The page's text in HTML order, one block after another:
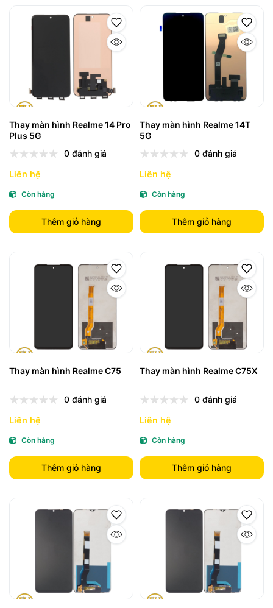
Thay màn hình Realme 14 Pro
Plus 5G
0 đánh giá
Liên hệ
Còn hàng
Thêm giỏ hàng
Thay màn hình Realme 14T
5G
0 đánh giá
Liên hệ
Còn hàng
Thêm giỏ hàng
Thay màn hình Realme C75
0 đánh giá
Liên hệ
Còn hàng
Thêm giỏ hàng
Thay màn hình Realme C75X
0 đánh giá
Liên hệ
Còn hàng
Thêm giỏ hàng